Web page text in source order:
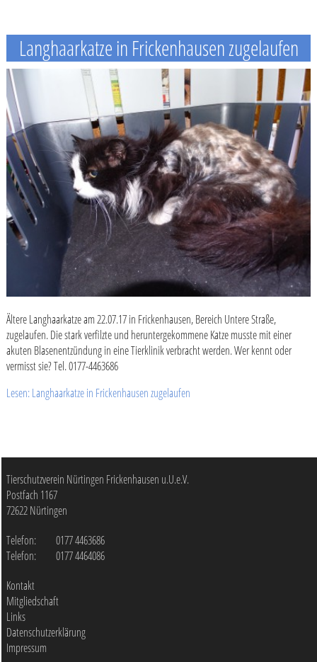
Langhaarkatze in Frickenhausen zugelaufen
Ältere Langhaarkatze am 22.07.17 in Frickenhausen, Bereich Untere Straße,
zugelaufen. Die stark verfilzte und heruntergekommene Katze musste mit einer
akuten Blasenentzündung in eine Tierklinik verbracht werden. Wer kennt oder
vermisst sie? Tel. 0177-4463686
Lesen: Langhaarkatze in Frickenhausen zugelaufen
Tierschutzverein Nürtingen Frickenhausen u.U.e.V.
Postfach 1167
72622Nürtingen
Telefon:
0177 4463686
Telefon:
0177 4464086
Kontakt
Mitgliedschaft
Links
Datenschutzerklärung
Impressum